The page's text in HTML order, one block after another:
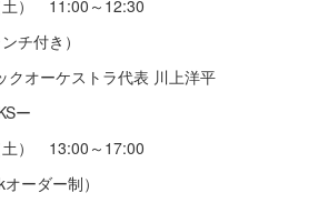
土） 11:00～12:30
チ付き）
クオーケストラ代表 川上洋平
ー
土） 13:00～17:00
ーダー制）